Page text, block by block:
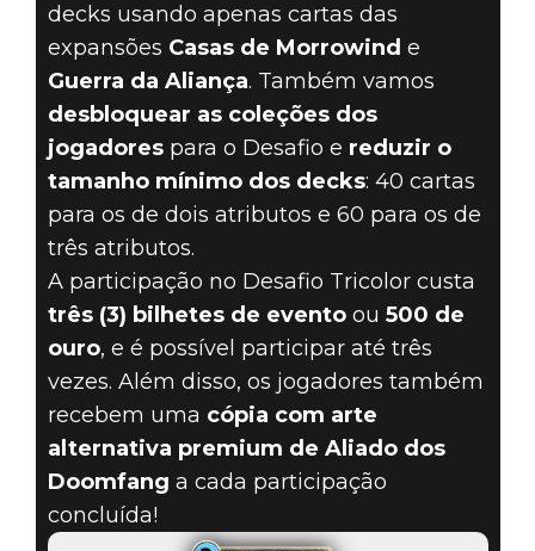
RETORNEM AO
DESAFIO
TRICOLOR EM
1º DE JULHO!
decks usando apenas cartas das
expansões Casas de Morrowind e
Guerra da Aliança. Também vamos
desbloquear as coleções dos
jogadorespara o Desafio e reduzir o
tamanho mínimo dos decks: 40 cartas
para os de dois atributos e 60 para os de
três atributos.
A participação no Desafio Tricolor custa
três (3) bilhetes de eventoou 500 de
ouro, e é possível participar até três
vezes. Além disso, os jogadores também
recebem uma cópia com arte
alternativa premium de Aliado dos
Doomfang a cada participação
concluída!